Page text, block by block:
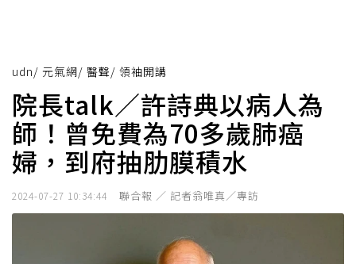
udn/ 元氣網/ 醫聲/ 領袖開講
院長talk／許詩典以病人為
師！曾免費為70多歲肺癌
婦，到府抽肋膜積水
2024-07-27 10:34:44 聯合報 ／ 記者翁唯真／專訪